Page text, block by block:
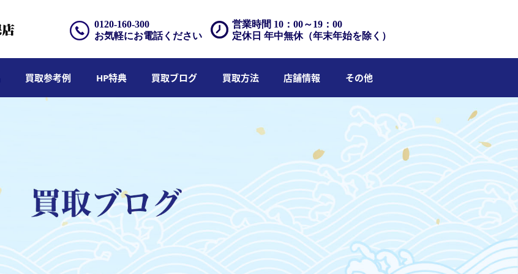
営業時間 10：00～19：00
定休日 年中無休（年末年始を除く）
0120-160-300
お気軽にお電話ください
買取参考例 HP特典 買取ブログ 買取方法 店舗情報 その他